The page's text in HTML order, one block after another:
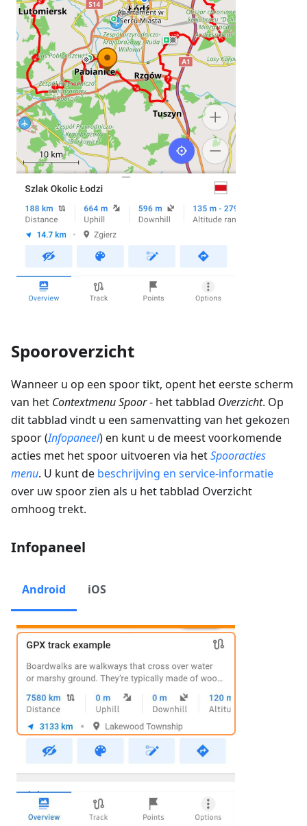
Spooroverzicht
Wanneer u op een spoor tikt, opent het eerste scherm
van het Contextmenu Spoor- het tabblad Overzicht. Op
dit tabblad vindt u een samenvatting van het gekozen
spoor (Infopaneel) en kunt u de meest voorkomende
acties met het spoor uitvoeren via hetSpooracties
menu. U kunt de beschrijving en service-informatie
over uw spoor zien als u het tabblad Overzicht
omhoog trekt.
Infopaneel
Android iOS